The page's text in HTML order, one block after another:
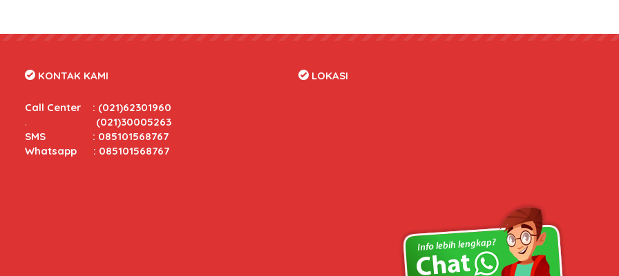
. (021)30005263
SMS : 085101568767
Whatsapp : 085101568767
Copyright © 2020 bateraidanadaptor.com - All rights reserved.